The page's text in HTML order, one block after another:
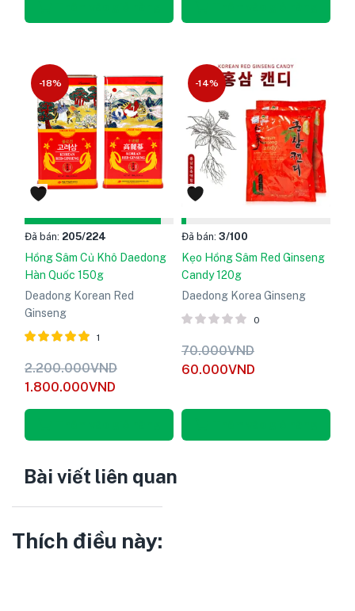
-18%
Đã bán: 205/224
Hồng Sâm Củ Khô Daedong
Hàn Quốc 150g
Deadong Korean Red
Ginseng
Được xếp
hạng
5.00
5
sao
1
2.200.000VND
1.800.000VND
-14%
Đã bán: 3/100
Kẹo Hồng Sâm Red Ginseng
Candy 120g
Daedong Korea Ginseng
0
70.000VND
60.000VND
Bài viết liên quan
Thích điều này: